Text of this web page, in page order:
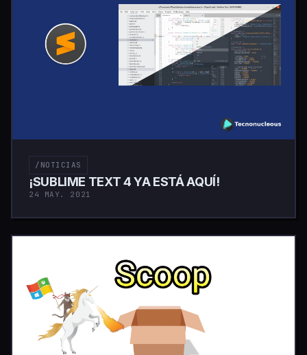
/NOTICIAS
¡SUBLIME TEXT 4 YA ESTÁ AQUÍ!
24 MAY. 2021